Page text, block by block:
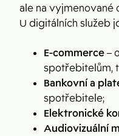
ale na vyjmenované
U digitálních služeb
E-commerce–
spotřebitelům,
Bankovní a
spotřebitele;
Elektronické
Audiovizuální